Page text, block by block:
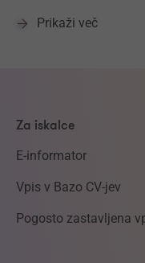
Prikaži več
Za iskalce
E-informator
Vpis v Bazo CV-jev
Pogosto zastavljena